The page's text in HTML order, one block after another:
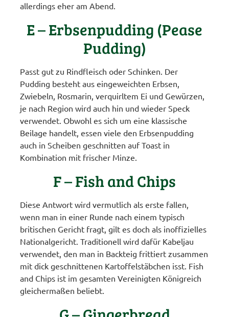
allerdings eher am Abend.
E – Erbsenpudding (Pease
Pudding)
Passt gut zu Rindfleisch oder Schinken. Der
Pudding besteht aus eingeweichten Erbsen,
Zwiebeln, Rosmarin, verquirltem Ei und Gewürzen,
je nach Region wird auch hin und wieder Speck
verwendet. Obwohl es sich um eine klassische
Beilage handelt, essen viele den Erbsenpudding
auch in Scheiben geschnitten auf Toast in
Kombination mit frischer Minze.
F – Fish and Chips
Diese Antwort wird vermutlich als erste fallen,
wenn man in einer Runde nach einem typisch
britischen Gericht fragt, gilt es doch als inoffizielles
Nationalgericht. Traditionell wird dafür Kabeljau
verwendet, den man in Backteig frittiert zusammen
mit dick geschnittenen Kartoffelstäbchen isst. Fish
and Chips ist im gesamten Vereinigten Königreich
gleichermaßen beliebt.